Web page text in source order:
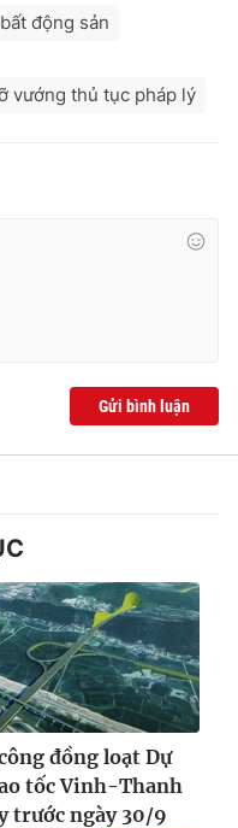
động sản
vướng thủ tục pháp lý
Gửi bình luận
đồng loạt Dự
tốc Vinh-Thanh
trước ngày 30/9